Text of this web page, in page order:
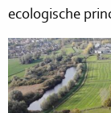
ecologische